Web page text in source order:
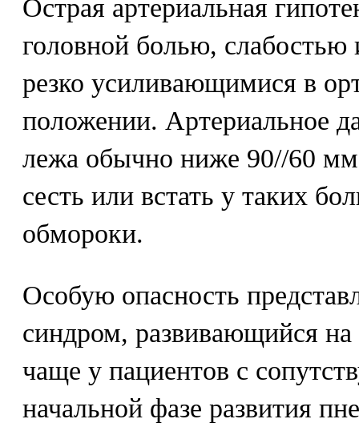
Острая артериальная
головной болью,
резко усиливающимися в
положении. Артериальное
лежа обычно ниже 90//60
сесть или встать у таких
обмороки.
Особую опасность
синдром, развивающийся
чаще у пациентов с
начальной фазе развития